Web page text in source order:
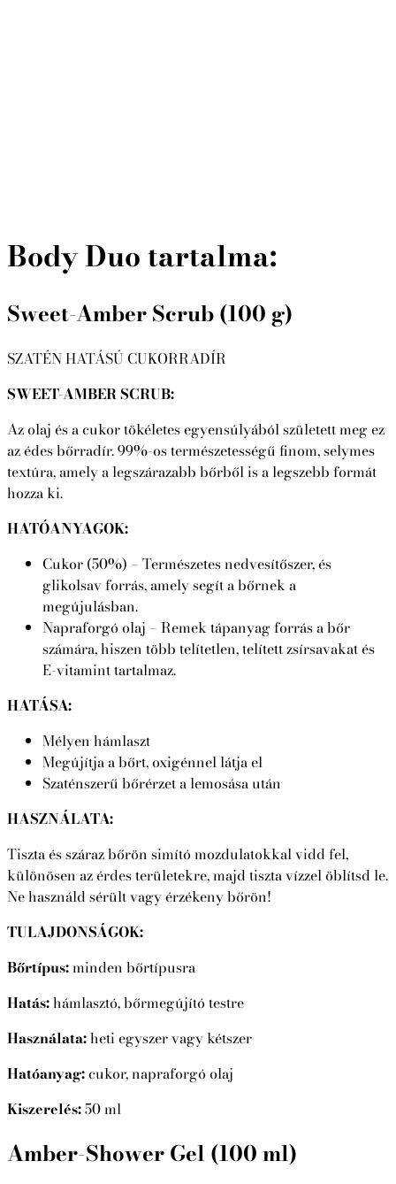
Body Duo tartalma:
Sweet-Amber Scrub (100 g)
SZATÉN HATÁSÚ CUKORRADÍR
SWEET-AMBER SCRUB:
Az olaj és a cukor tökéletes egyensúlyából született meg ez
az édes bőrradír. 99%-os természetességű finom, selymes
textúra, amely a legszárazabb bőrből is a legszebb formát
hozza ki.
HATÓANYAGOK:
Cukor (50%) – Természetes nedvesítőszer, és
glikolsav forrás, amely segít a bőrnek a
megújulásban.
Napraforgó olaj – Remek tápanyag forrás a bőr
számára, hiszen több telítetlen, telített zsírsavakat és
E-vitamint tartalmaz.
HATÁSA:
Mélyen hámlaszt
Megújítja a bőrt, oxigénnel látja el
Szaténszerű bőrérzet a lemosása után
HASZNÁLATA:
Tiszta és száraz bőrön simító mozdulatokkal vidd fel,
különösen az érdes területekre, majd tiszta vízzel öblítsd le.
Ne használd sérült vagy érzékeny bőrön!
TULAJDONSÁGOK:
Bőrtípus:minden bőrtípusra
Hatás:hámlasztó, bőrmegújító testre
Használata:heti egyszer vagy kétszer
Hatóanyag:cukor, napraforgó olaj
Kiszerelés:50 ml
Amber-Shower Gel (100 ml)